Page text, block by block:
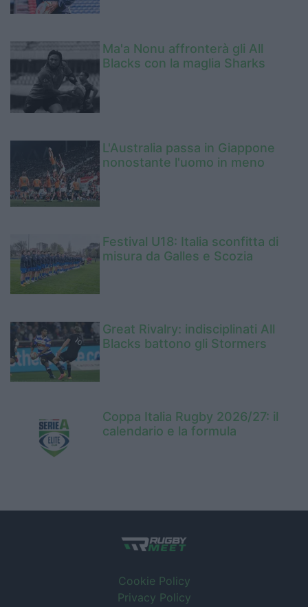
Ma'a Nonu affronterà gli All
Blacks con la maglia Sharks
L'Australia passa in Giappone
nonostante l'uomo in meno
Festival U18: Italia sconfitta di
misura da Galles e Scozia
Great Rivalry: indisciplinati All
Blacks battono gli Stormers
Coppa Italia Rugby 2026/27: il
calendario e la formula
Cookie Policy
Privacy Policy